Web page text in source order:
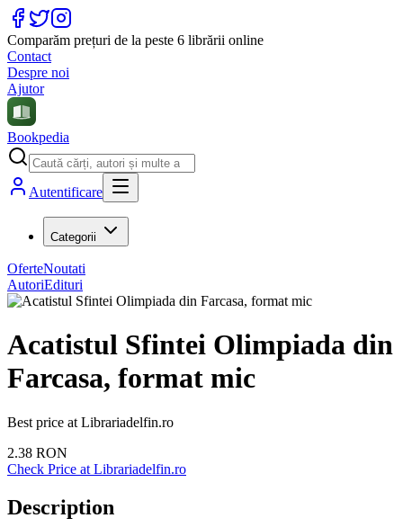
Comparăm prețuri de la peste 6 librării online
Contact
Despre noi
Ajutor
Bookpedia
Autentificare
Categorii
OferteNoutati
AutoriEdituri
Acatistul Sfintei Olimpiada din
Farcasa, format mic
Best price at Librariadelfin.ro
2.38 RON
Check Price at Librariadelfin.ro
Description